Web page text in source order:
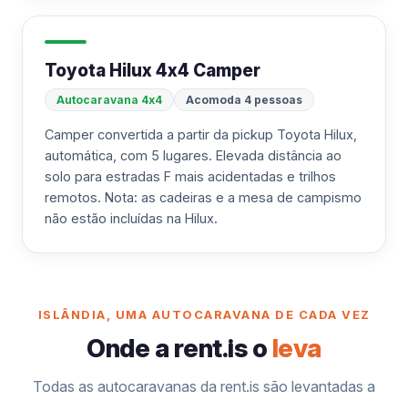
Toyota Hilux 4x4 Camper
Autocaravana 4x4 Acomoda 4 pessoas
Camper convertida a partir da pickup Toyota Hilux,
automática, com 5 lugares. Elevada distância ao
solo para estradas F mais acidentadas e trilhos
remotos. Nota: as cadeiras e a mesa de campismo
não estão incluídas na Hilux.
ISLÂNDIA, UMA AUTOCARAVANA DE CADA VEZ
Onde a rent.is o leva
Todas as autocaravanas da rent.is são levantadas a